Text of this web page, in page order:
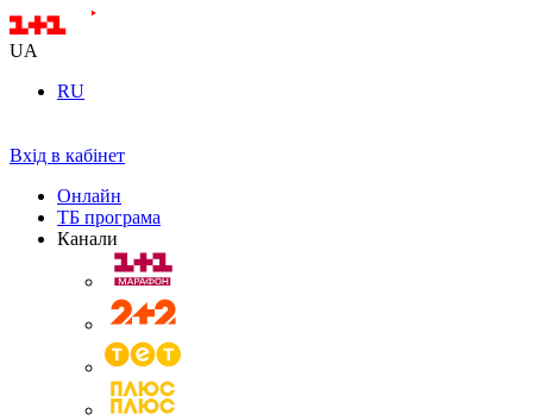
UA
RU
Вхід в кабінет
Онлайн
ТБ програма
Канали